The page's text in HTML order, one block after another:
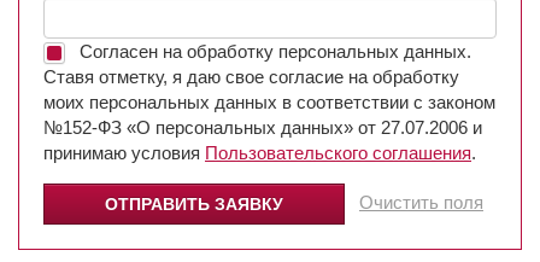
Согласен на обработку персональных данных.
Ставя отметку, я даю свое согласие на обработку
моих персональных данных в соответствии с законом
№152-ФЗ «О персональных данных» от 27.07.2006 и
принимаю условия Пользовательского соглашения.
Очистить поля